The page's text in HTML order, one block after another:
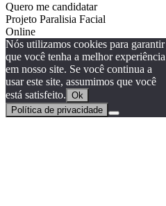
Quero me candidatar
Projeto Paralisia Facial
Online
Nós utilizamos cookies para garantir
que você tenha a melhor experiência
em nosso site. Se você continua a
usar este site, assumimos que você
está satisfeito. Ok
Política de privacidade